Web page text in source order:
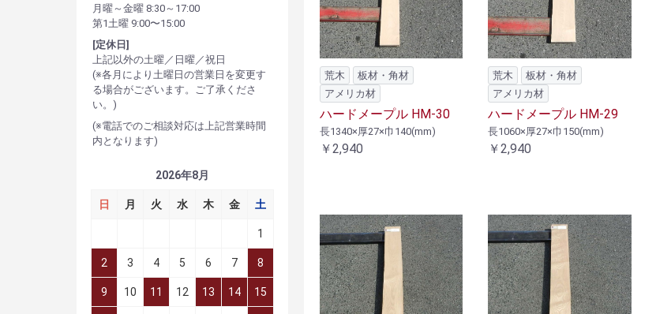
月曜～金曜 8:30～17:00
第1土曜 9:00〜15:00
[定休日]
上記以外の土曜／日曜／祝日
(※各月により土曜日の営業日を変更す
る場合がございます。ご了承くださ
い。)
(※電話でのご相談対応は上記営業時間
内となります)
2026年8月
日 月 火 水 木 金 土
1
2 3 4 5 6 7 8
9 10 11 12 13 14 15
荒木
板材・角材
アメリカ材
ハードメープル HM-30
長1340×厚27×巾140(mm)
￥2,940
荒木
板材・角材
アメリカ材
ハードメープル HM-29
長1060×厚27×巾150(mm)
￥2,940